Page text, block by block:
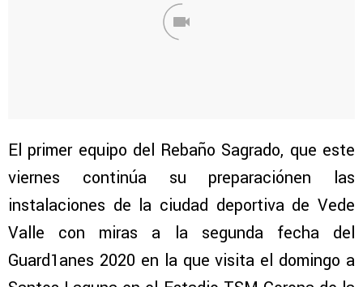
El primer equipo del Rebaño Sagrado, que este
viernes continúa su preparaciónen las
instalaciones de la ciudad deportiva de Vede
Valle con miras a la segunda fecha del
Guard1anes 2020 en la que visita el domingo a